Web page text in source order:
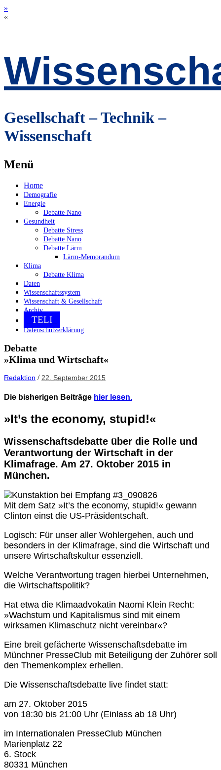
»
«
Gesellschaft – Technik –
Wissenschaft
Menü
Zum
Inhalt
springen
Home
Demografie
Energie
Debatte Nano
Gesundheit
Debatte Stress
Debatte Nano
Debatte Lärm
Lärm-Memorandum
Klima
Debatte Klima
Daten
Wissenschaftssystem
Wissenschaft & Gesellschaft
Archiv
TELI
Datenschutzerklärung
Debatte
»Klima und Wirtschaft«
Redaktion /22. September 2015
Die bisherigen Beiträge hier lesen.
»It’s the economy, stupid!«
Wissenschaftsdebatte über die Rolle und
Verantwortung der Wirtschaft in der
Klimafrage. Am 27. Oktober 2015 in
München.
Mit dem Satz »It’s the economy, stupid!« gewann
Clinton einst die US-Präsidentschaft.
Logisch: Für unser aller Wohlergehen, auch und
besonders in der Klimafrage, sind die Wirtschaft und
unsere Wirtschaftskultur essenziell.
Welche Verantwortung tragen hierbei Unternehmen,
die Wirtschaftspolitik?
Hat etwa die Klimaadvokatin Naomi Klein Recht:
»Wachstum und Kapitalismus sind mit einem
wirksamen Klimaschutz nicht vereinbar«?
Eine breit gefächerte Wissenschaftsdebatte im
Münchner PresseClub mit Beteiligung der Zuhörer soll
den Themenkomplex erhellen.
Die Wissenschaftsdebatte live findet statt:
am 27. Oktober 2015
von 18:30 bis 21:00 Uhr (Einlass ab 18 Uhr)
im Internationalen PresseClub München
Marienplatz 22
6. Stock
80331 München